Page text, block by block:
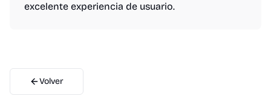
excelente experiencia de usuario.
Volver